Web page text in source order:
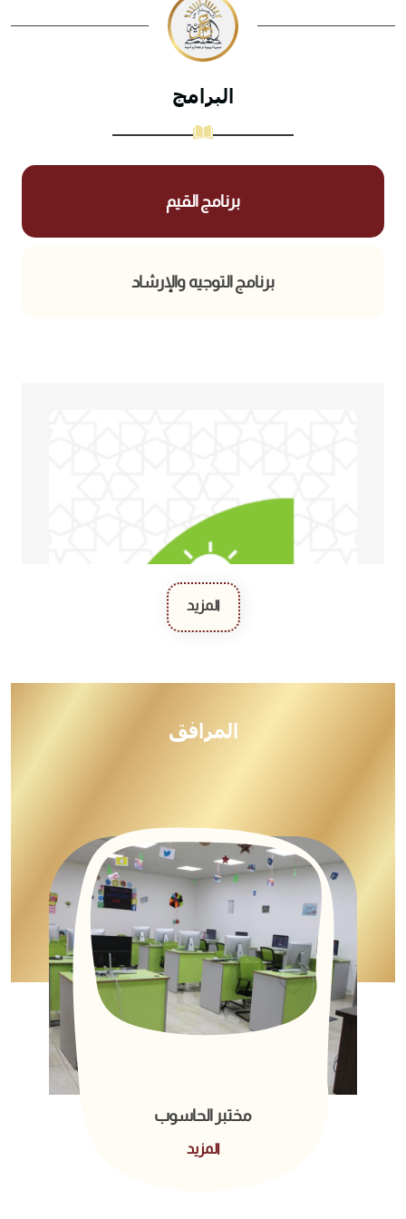
البرامج
برنامج القيم
برنامج التوجيه والإرشاد
تتنوع معارف المرشدين التربويين في المدارس العمرية
وتتباين خبراتهم، الأمر الذي يطور مهارات الطلاب
ويرتقي بكفاياتهم، وينسق ممارساتهم التربوية
والإرشادية بشكل يتناسب ورؤية المدارس العمرية
ورسالتها ويعبر عنها وهو ما يساعد على تلبية الاحتياجات
التربوية والدراسية للطلبة ورفع مستوى
المزيد
المزيد
المرافق
مختبر الحاسوب
المزيد